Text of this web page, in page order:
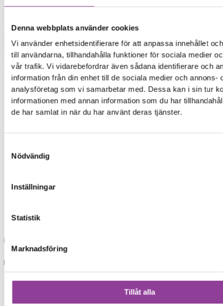
Denna webbplats använder cookies
Vi använder enhetsidentifierare för att anpassa innehållet
till användarna, tillhandahålla funktioner för sociala medier
vår trafik. Vi vidarebefordrar även sådana identifierare och
information från din enhet till de sociala medier och annons-
analysföretag som vi samarbetar med. Dessa kan i sin tur
informationen med annan information som du har
de har samlat in när du har använt deras tjänster.
Nödvändig
Inställningar
Statistik
Marknadsföring
Tillåt alla
Mobiltelefoner>Huawei>Huawei P smart (2019)
Högtalare
Byte av nedre högtalare
Vid byte av nedre högtalare byter man
högtalaren som används vid video och ljud
uppspelning.
599,00kr
Inget ljud kommer när du spelar upp ljud eller
Inget ljud spelas upp när telefonen ringer fast
ljudet är igång
Fler reparationer för samma